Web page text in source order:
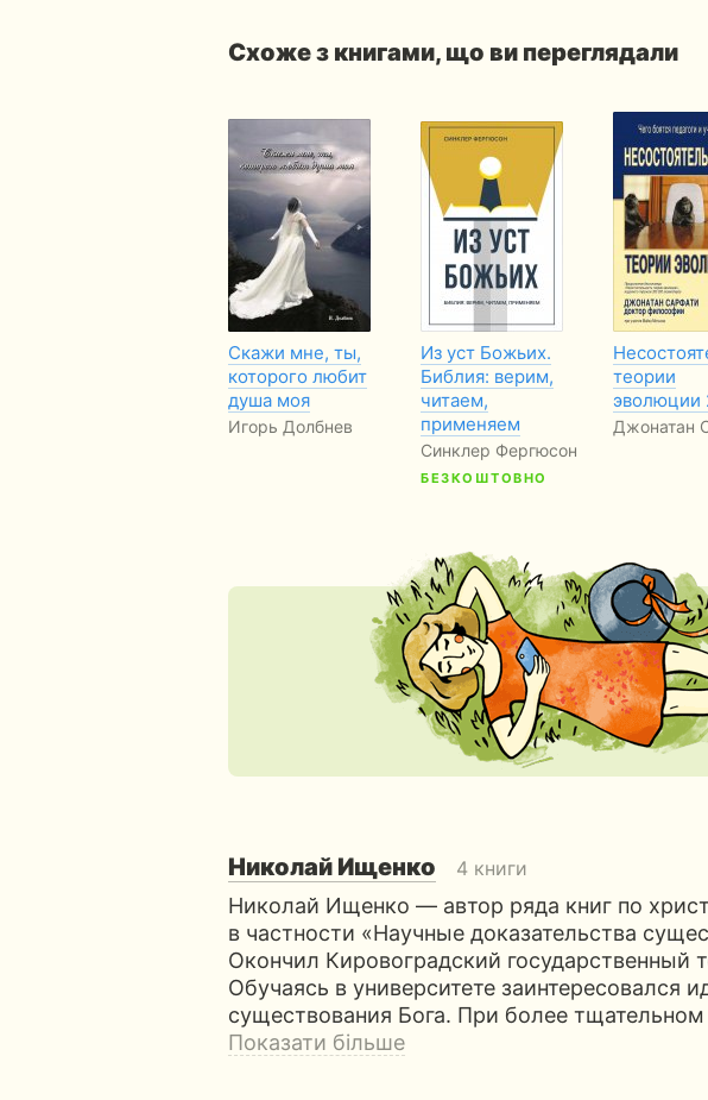
Схоже з книгами, що ви переглядали
Скажи мне, ты,
которого любит
душа моя
Игорь Долбнев
Из уст Божьих.
Библия: верим,
читаем,
применяем
Синклер Фергюсон
БЕЗКОШТОВНО
теории
эволюции
Джонатан
Николай Ищенко 4 книги
Николай Ищенко — автор ряда книг по
в частности «Научные доказательства
Окончил Кировоградский государственный
Обучаясь в университете заинтересовался
существования Бога. При более
Показати більше